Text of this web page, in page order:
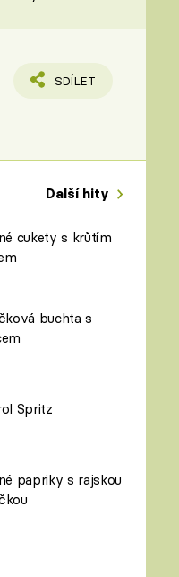
SDÍLET
Další hity
cukety s krůtím
buchta s
Spritz
papriky s rajskou